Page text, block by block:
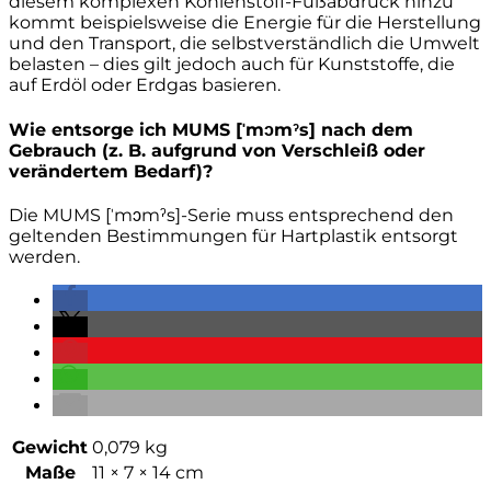
kommt beispielsweise die Energie für die Herstellung
und den Transport, die selbstverständlich die Umwelt
belasten – dies gilt jedoch auch für Kunststoffe, die
auf Erdöl oder Erdgas basieren.
Wie entsorge ich MUMS [ˈmɔmˀs] nach dem
Gebrauch (z. B. aufgrund von Verschleiß oder
verändertem Bedarf)?
Die MUMS [ˈmɔmˀs]-Serie muss entsprechend den
geltenden Bestimmungen für Hartplastik entsorgt
werden.
Gewicht 0,079 kg
Maße
11 × 7 × 14 cm